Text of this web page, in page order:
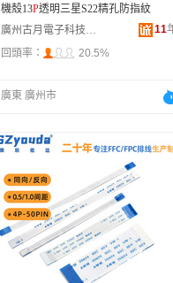
機殼13P透明三星S22精孔防指紋
廣州古月電子科技有限公司
11
回頭率：
20.5%
廣東 廣州市